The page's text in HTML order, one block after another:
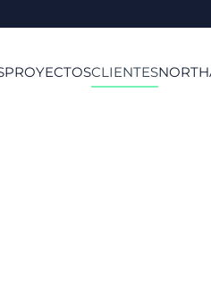
PROYECTOSCLIENTES